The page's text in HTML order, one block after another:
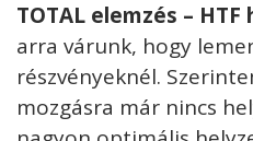
TOTAL elemzés – HTF
arra várunk, hogy
részvényeknél.
mozgásra már nincs